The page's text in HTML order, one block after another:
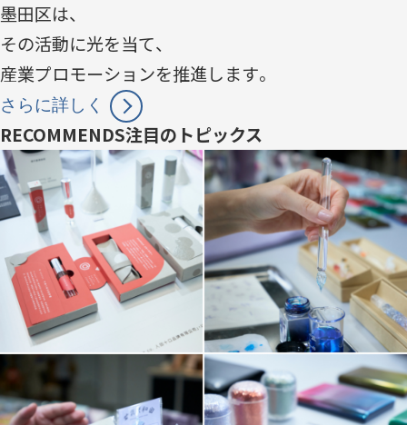
つくる
つたえる ブランドコミュニケーション展開
台湾・千葉大学連携
LEARN MORE 「すみだモダン」をもっと知る
HISTORY
「すみだモダン」の成り立ちと現在地
「すみだモダン」ブランド認証商品
2010-2018
「すみだモダン」ブランド認証飲食店メニュー
2011-2018
墨田区は、
その活動に光を当て、
産業プロモーションを推進します。
さらに詳しく
RECOMMENDS注目のトピックス